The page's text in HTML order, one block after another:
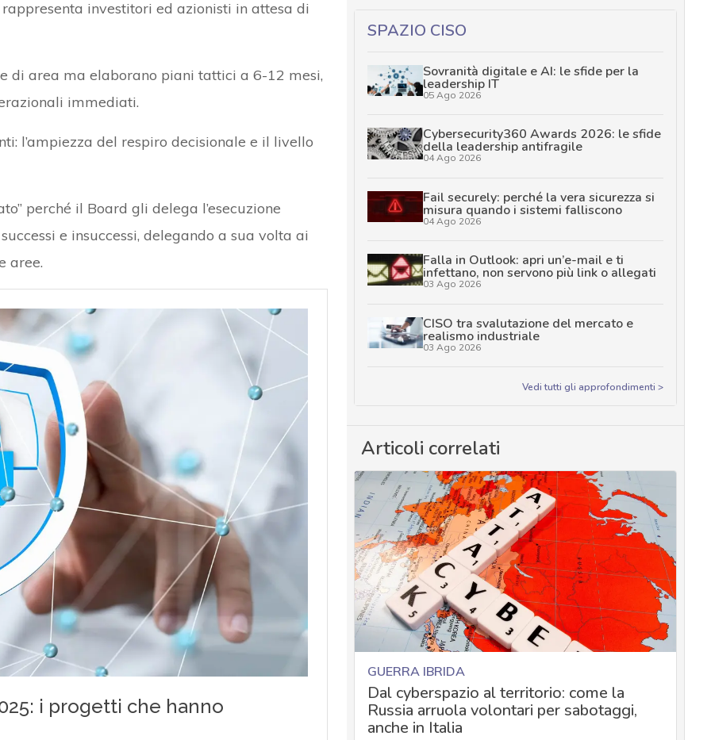
investitori ed azionisti in attesa di
di area ma elaborano piani tattici a 6-12 mesi,
immediati.
l’ampiezza del respiro decisionale e il livello
perché il Board gli delega l’esecuzione
e insuccessi, delegando a sua volta ai
aree.
SPAZIO CISO
Sovranità digitale e AI: le sfide per la
leadership IT
05 Ago 2026
Cybersecurity360 Awards 2026: le sfide
della leadership antifragile
04 Ago 2026
Fail securely: perché la vera sicurezza si
misura quando i sistemi falliscono
04 Ago 2026
Falla in Outlook: apri un’e-mail e ti
infettano, non servono più link o allegati
03 Ago 2026
CISO tra svalutazione del mercato e
realismo industriale
03 Ago 2026
Vedi tutti gli approfondimenti >
Articoli correlati
GUERRA IBRIDA
Dal cyberspazio al territorio: come la
Russia arruola volontari per sabotaggi,
anche in Italia